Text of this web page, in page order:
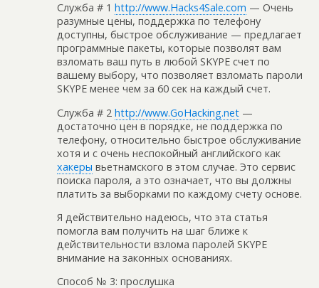
Служба # 1 http://www.Hacks4Sale.com — Очень
разумные цены, поддержка по телефону
доступны, быстрое обслуживание — предлагает
программные пакеты, которые позволят вам
взломать ваш путь в любой SKYPE счет по
вашему выбору, что позволяет взломать пароли
SKYPE менее чем за 60 сек на каждый счет.
Служба # 2 http://www.GoHacking.net —
достаточно цен в порядке, не поддержка по
телефону, относительно быстрое обслуживание
хотя и с очень неспокойный английского как
хакеры вьетнамского в этом случае. Это сервис
поиска пароля, а это означает, что вы должны
платить за выборками по каждому счету основе.
Я действительно надеюсь, что эта статья
помогла вам получить на шаг ближе к
действительности взлома паролей SKYPE
внимание на законных основаниях.
Способ № 3: прослушка